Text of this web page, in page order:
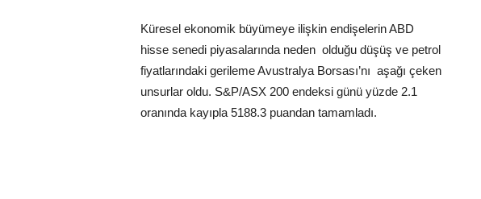
Küresel ekonomik büyümeye ilişkin endişelerin ABD
hisse senedi piyasalarında neden olduğu düşüş ve petrol
fiyatlarındaki gerileme Avustralya Borsası’nı aşağı çeken
unsurlar oldu. S&P/ASX 200 endeksi günü yüzde 2.1
oranında kayıpla 5188.3 puandan tamamladı.